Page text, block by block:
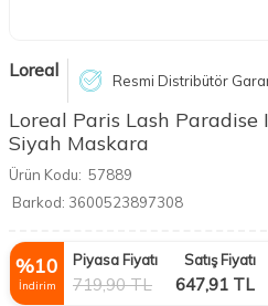
Loreal Resmi Distribütör
Loreal Paris Lash
Siyah Maskara
Ürün Kodu: 57889
Barkod: 3600523897308
%10
İndirim
Piyasa Fiyatı
719,90TL
Satış Fiyatı
647,91 TL